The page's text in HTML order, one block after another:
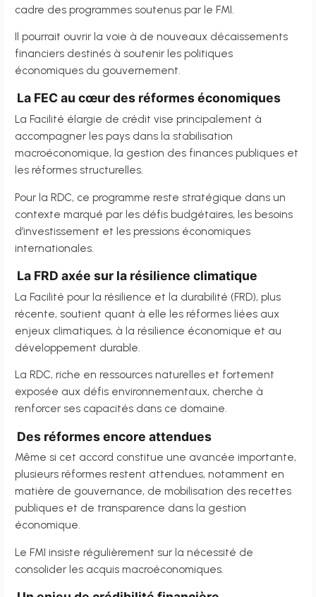
cadre des programmes soutenus par le FMI.
Il pourrait ouvrir la voie à de nouveaux décaissements
financiers destinés à soutenir les politiques
économiques du gouvernement.
La FEC au cœur des réformes économiques
La Facilité élargie de crédit vise principalement à
accompagner les pays dans la stabilisation
macroéconomique, la gestion des finances publiques et
les réformes structurelles.
Pour la RDC, ce programme reste stratégique dans un
contexte marqué par les défis budgétaires, les besoins
d’investissement et les pressions économiques
internationales.
La FRD axée sur la résilience climatique
La Facilité pour la résilience et la durabilité (FRD), plus
récente, soutient quant à elle les réformes liées aux
enjeux climatiques, à la résilience économique et au
développement durable.
La RDC, riche en ressources naturelles et fortement
exposée aux défis environnementaux, cherche à
renforcer ses capacités dans ce domaine.
Des réformes encore attendues
Même si cet accord constitue une avancée importante,
plusieurs réformes restent attendues, notamment en
matière de gouvernance, de mobilisation des recettes
publiques et de transparence dans la gestion
économique.
Le FMI insiste régulièrement sur la nécessité de
consolider les acquis macroéconomiques.